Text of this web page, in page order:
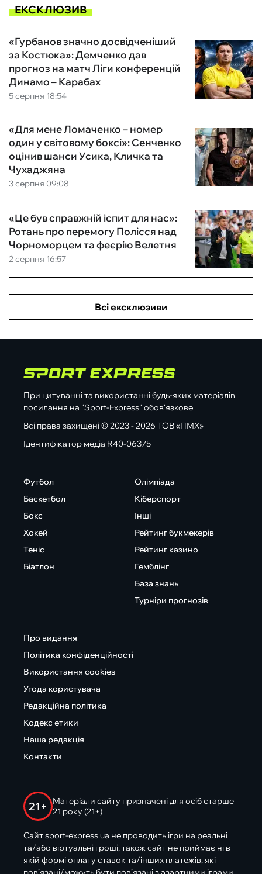
ЕКСКЛЮЗИВ
5 серпня 18:54
«Гурбанов значно досвідченіший
за Костюка»: Демченко дав
прогноз на матч Ліги конференцій
Динамо – Карабах
3 серпня 09:08
«Для мене Ломаченко – номер
один у світовому боксі»: Сенченко
оцінив шанси Усика, Кличка та
Чухаджяна
2 серпня 16:57
«Це був справжній іспит для нас»:
Ротань про перемогу Полісся над
Чорноморцем та феєрію Велетня
Всі ексклюзиви
При цитуванні та використанні будь-яких матеріалів
посилання на "Sport-Express" обов'язкове
Всі права захищені © 2023 - 2026 ТОВ «ПМХ»
Ідентифікатор медіа R40-06375
Футбол
Баскетбол
Бокс
Хокей
Теніс
Біатлон
Олімпіада
Кіберспорт
Інші
Рейтинг букмекерів
Рейтинг казино
Гемблінг
База знань
Турніри прогнозів
Про видання
Політика конфіденційності
Використання cookies
Угода користувача
Редакційна політика
Кодекс етики
Наша редакція
Контакти
21+
Матеріали сайту призначені для осіб старше
21 року (21+)
Сайт sport-express.ua не проводить ігри на реальні
та/або віртуальні гроші, також сайт не приймає ні в
якій формі оплату ставок та/інших платежів, які